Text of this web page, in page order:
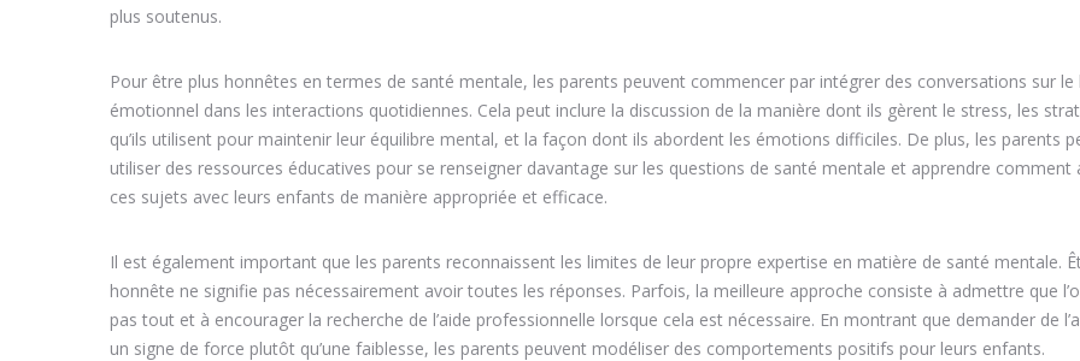
plus soutenus.
Pour être plus honnêtes en termes de santé mentale, les parents peuvent commencer par intégrer des conversations sur le
émotionnel dans les interactions quotidiennes. Cela peut inclure la discussion de la manière dont ils gèrent le stress, les
qu’ils utilisent pour maintenir leur équilibre mental, et la façon dont ils abordent les émotions difficiles. De plus, les parents
utiliser des ressources éducatives pour se renseigner davantage sur les questions de santé mentale et apprendre comment
ces sujets avec leurs enfants de manière appropriée et efficace.
Il est également important que les parents reconnaissent les limites de leur propre expertise en matière de santé mentale.
honnête ne signifie pas nécessairement avoir toutes les réponses. Parfois, la meilleure approche consiste à admettre que
pas tout et à encourager la recherche de l’aide professionnelle lorsque cela est nécessaire. En montrant que demander de
un signe de force plutôt qu’une faiblesse, les parents peuvent modéliser des comportements positifs pour leurs enfants.